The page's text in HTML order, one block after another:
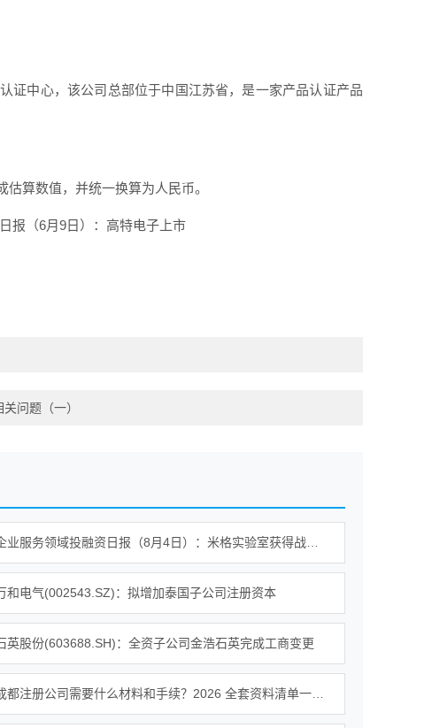
证中心，该公司总部位于中国江苏省，是一家产品认证产品
算数值，并统一换算为人民币。
报（6月9日）：高特电子上市
问题（一）
和电气(002543.SZ)：拟增加泰国子公司注册资本
英股份(603688.SH)：全资子公司金浩石英完成工商变更